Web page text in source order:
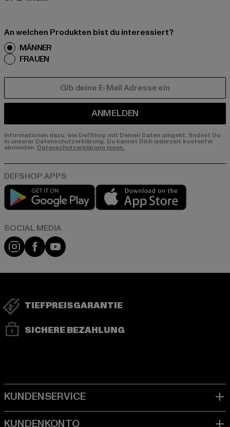
An welchen Produkten bist du interessiert?
MÄNNER
FRAUEN
ANMELDEN
Informationen dazu, wie DefShop mit Deinen Daten umgeht, findest Du
in unserer Datenschutzerklärung. Du kannst Dich jederzeit kostenfei
abmelden. Datenschutzerklärung lesen.
Play market
Instagram
FacebookYouTube
TIEFPREISGARANTIE
SICHERE BEZAHLUNG